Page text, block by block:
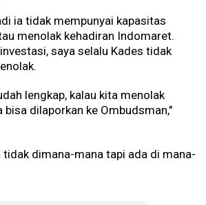
ia tidak mempunyai kapasitas
menolak kehadiran Indomaret.
saya selalu Kades tidak
lengkap, kalau kita menolak
dilaporkan ke Ombudsman,"
tidak dimana-mana tapi ada di mana-